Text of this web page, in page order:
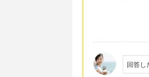
回答し